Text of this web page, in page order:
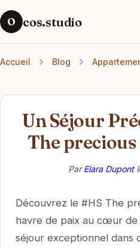
O cos.studio
Accueil Blog
Un Séjour
The
ParElara Dupont
Découvrez le #HS The
havre de paix au cœur
séjour exceptionnel dans